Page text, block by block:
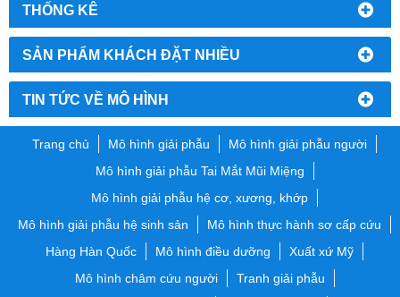
THỐNG KÊ
SẢN PHẨM KHÁCH ĐẶT NHIỀU
TIN TỨC VỀ MÔ HÌNH
Trang chủ Mô hình giải phẫu
Mô hình giải phẫu người
Mô hình giải phẫu Tai Mắt Mũi Miệng
Mô hình giải phẫu hệ cơ, xương, khớp
Mô hình giải phẫu hệ sinh sản
Mô hình thực hành sơ cấp cứu
Hàng Hàn Quốc
Mô hình điều dưỡng
Xuất xứ Mỹ
Mô hình châm cứu người
Tranh giải phẫu